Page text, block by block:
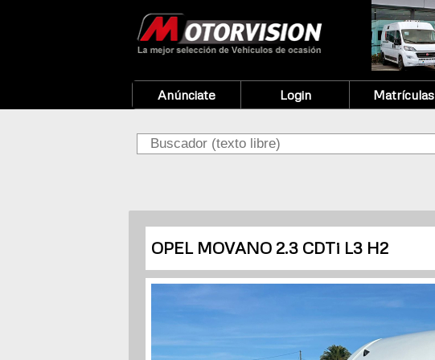
Anúnciate Login Matrículas
OPEL MOVANO 2.3 CDTi L3 H2